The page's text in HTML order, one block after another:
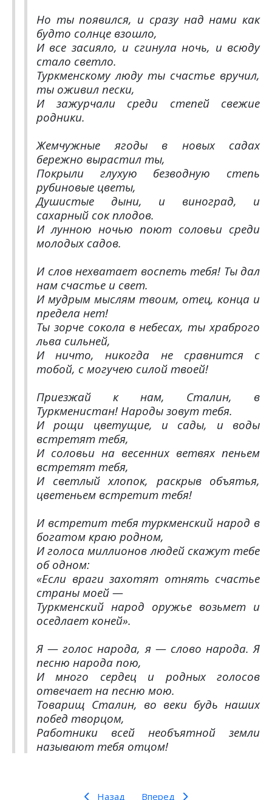
Но ты появился, и сразу над нами как
будто солнце взошло,
И все засияло, и сгинула ночь, и всюду
стало светло.
Туркменскому люду ты счастье вручил,
ты оживил пески,
И зажурчали среди степей свежие
родники.
Жемчужные ягоды в новых садах
бережно вырастил ты,
Покрыли глухую безводную степь
рубиновые цветы,
Душистые дыни, и виноград, и
сахарный сок плодов.
И лунною ночью поют соловьи среди
молодых садов.
И слов нехватает воспеть тебя! Ты дал
нам счастье и свет.
И мудрым мыслям твоим, отец, конца и
предела нет!
Ты зорче сокола в небесах, ты храброго
льва сильней,
И ничто, никогда не сравнится с
тобой, с могучею силой твоей!
Приезжай к нам, Сталин, в
Туркменистан! Народы зовут тебя.
И рощи цветущие, и сады, и воды
встретят тебя,
И соловьи на весенних ветвях пеньем
встретят тебя,
И светлый хлопок, раскрыв объятья,
цветеньем встретит тебя!
И встретит тебя туркменский народ в
богатом краю родном,
И голоса миллионов людей скажут тебе
об одном:
«Если враги захотят отнять счастье
страны моей —
Туркменский народ оружье возьмет и
оседлает коней».
Я — голос народа, я — слово народа. Я
песню народа пою,
И много сердец и родных голосов
отвечает на песню мою.
Товарищ Сталин, во веки будь наших
побед творцом,
Работники всей необъятной земли
называют тебя отцом!
Назад Вперед